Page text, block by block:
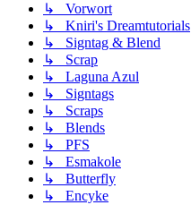
↳ Vorwort
↳ Kniri's Dreamtutorials
↳ Signtag & Blend
↳ Scrap
↳ Laguna Azul
↳ Signtags
↳ Scraps
↳ Blends
↳ PFS
↳ Esmakole
↳ Butterfly
↳ Encyke